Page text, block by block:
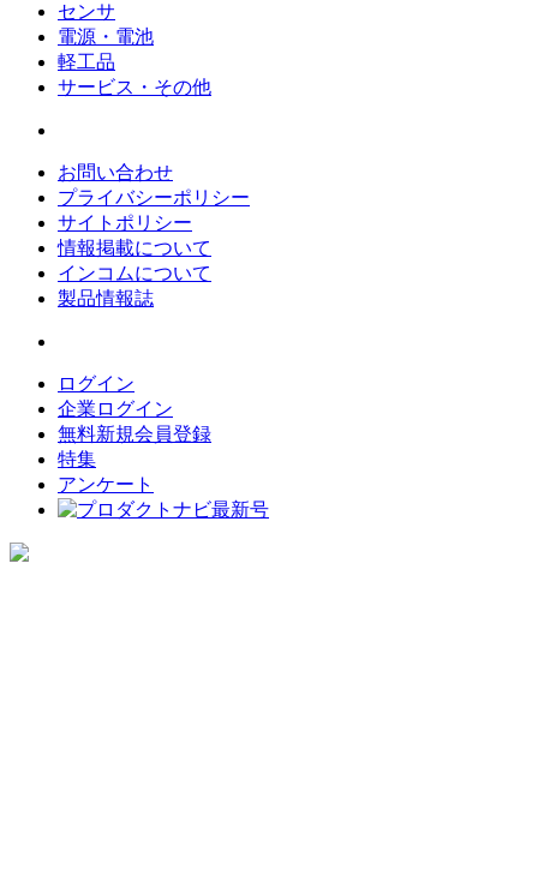
センサ
電源・電池
軽工品
サービス・その他
お問い合わせ
プライバシーポリシー
サイトポリシー
情報掲載について
インコムについて
製品情報誌
ログイン
企業ログイン
無料新規会員登録
特集
アンケート